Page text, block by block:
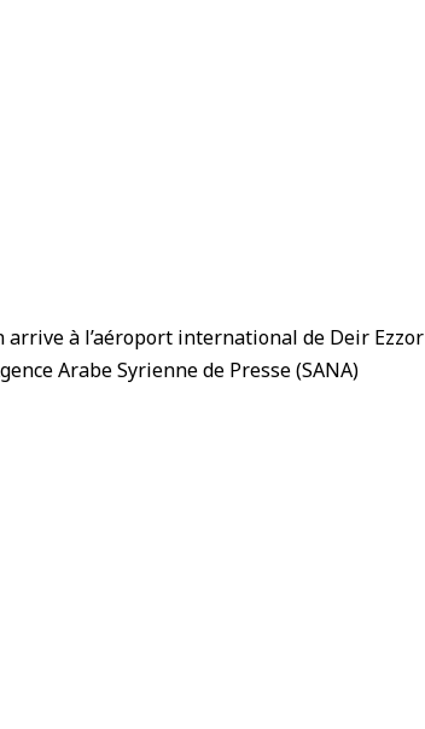
à l’aéroport international de Deir Ezzor